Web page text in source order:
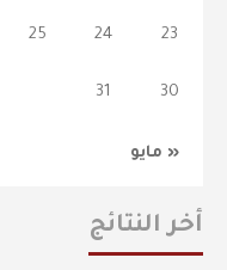
« مايو
23
24
25
30
31
أخر النتائج